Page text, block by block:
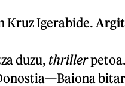
Kruz Igerabide.
duzu, thriller